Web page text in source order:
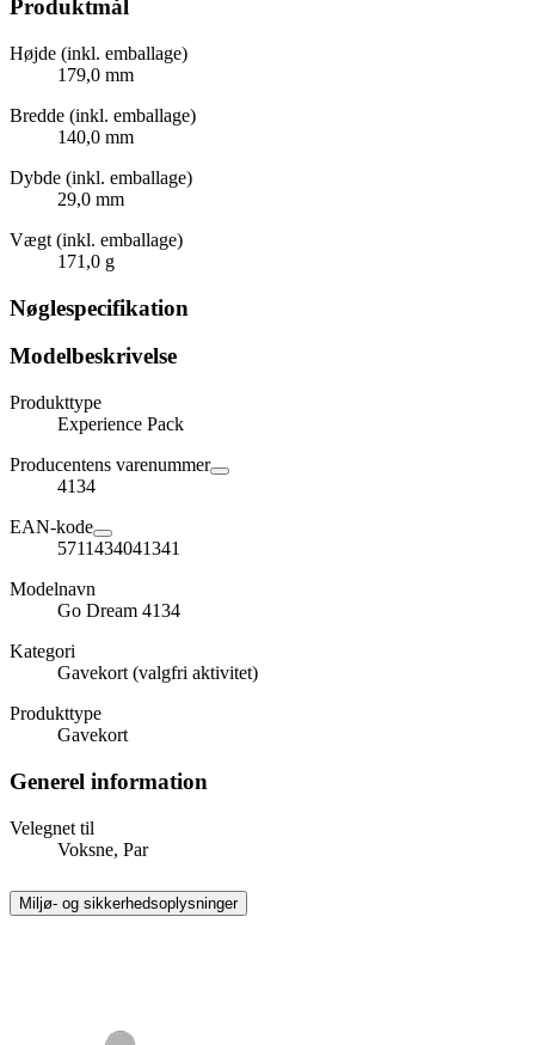
Produktmål
Højde (inkl. emballage)
179,0 mm
Bredde (inkl. emballage)
140,0 mm
Dybde (inkl. emballage)
29,0 mm
Vægt (inkl. emballage)
171,0 g
Nøglespecifikation
Modelbeskrivelse
Produkttype
Experience Pack
Producentens varenummer
4134
EAN-kode
5711434041341
Modelnavn
Go Dream 4134
Kategori
Gavekort (valgfri aktivitet)
Produkttype
Gavekort
Generel information
Velegnet til
Voksne, Par
Miljø- og sikkerhedsoplysninger